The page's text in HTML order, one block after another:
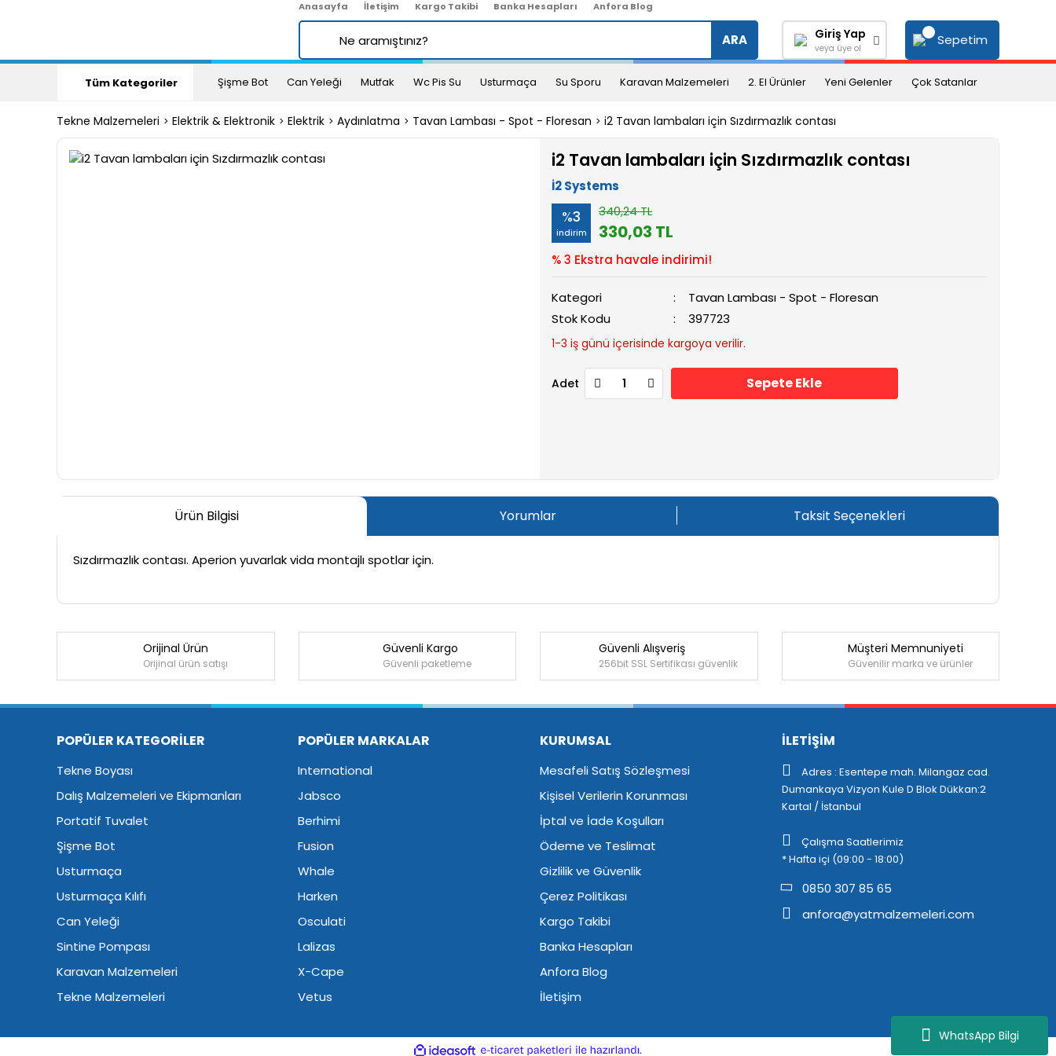
WhatsApp Bilgi
Anasayfa İletişim Kargo Takibi Banka Hesapları Anfora Blog
ARA Giriş Yap
veya üye ol
Sepetim
Tüm Kategoriler Şişme Bot Can Yeleği Mutfak Wc Pis Su Usturmaça Su Sporu Karavan Malzemeleri 2. El Ürünler Yeni Gelenler Çok Satanlar
Tekne Malzemeleri Elektrik & Elektronik Elektrik Aydınlatma Tavan Lambası - Spot - Floresan i2 Tavan lambaları için Sızdırmazlık contası
i2 Tavan lambaları için Sızdırmazlık contası
İ2 Systems
%3
indirim
340,24 TL
330,03 TL
% 3 Ekstra havale indirimi!
Kategori
Tavan Lambası - Spot - Floresan
Stok Kodu
397723
1-3 iş günü içerisinde kargoya verilir.
Adet Sepete Ekle
Ürün Bilgisi Yorumlar Taksit Seçenekleri
Sızdırmazlık contası. Aperion yuvarlak vida montajlı spotlar için.
Bu ürüne ilk yorumu siz yapın!
Orijinal Ürün
Orijinal ürün satışı
Güvenli Kargo
Güvenli paketleme
Güvenli Alışveriş
256bit SSL Sertifikası güvenlik
Müşteri Memnuniyeti
Güvenilir marka ve ürünler
POPÜLER KATEGORİLER
Tekne Boyası
Dalış Malzemeleri ve Ekipmanları
Portatif Tuvalet
Şişme Bot
Usturmaça
Usturmaça Kılıfı
Can Yeleği
Sintine Pompası
Karavan Malzemeleri
Tekne Malzemeleri
POPÜLER MARKALAR
International
Jabsco
Berhimi
Fusion
Whale
Harken
Osculati
Lalizas
X-Cape
Vetus
KURUMSAL
Mesafeli Satış Sözleşmesi
Kişisel Verilerin Korunması
İptal ve İade Koşulları
Ödeme ve Teslimat
Gizlilik ve Güvenlik
Çerez Politikası
Kargo Takibi
Banka Hesapları
Anfora Blog
İletişim
İLETİŞİM
Adres : Esentepe mah. Milangaz cad.
Dumankaya Vizyon Kule D Blok Dükkan:2
Kartal / İstanbul
Çalışma Saatlerimiz
* Hafta içi (09:00 - 18:00)
0850 307 85 65
anfora@yatmalzemeleri.com
ideasoft e-